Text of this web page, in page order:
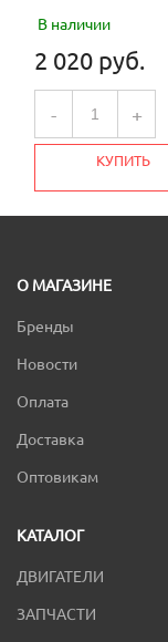
В наличии
2 020 руб.
- +
КУПИТЬ
О МАГАЗИНЕ
Бренды
Новости
Оплата
Доставка
Оптовикам
КАТАЛОГ
ДВИГАТЕЛИ
ЗАПЧАСТИ